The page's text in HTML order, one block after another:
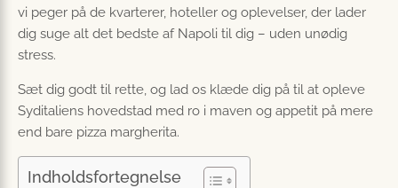
vi peger på de kvarterer, hoteller og oplevelser, der lader
dig suge alt det bedste af Napoli til dig – uden unødig
stress.
Sæt dig godt til rette, og lad os klæde dig på til at opleve
Syditaliens hovedstad med ro i maven og appetit på mere
end bare pizza margherita.
Indholdsfortegnelse